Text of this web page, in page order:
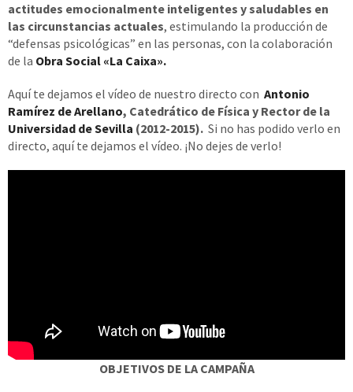
actitudes emocionalmente inteligentes y saludables en
las circunstancias actuales, estimulando la producción de
“defensas psicológicas” en las personas, con la colaboración
de la Obra Social «La Caixa».
Aquí te dejamos el vídeo de nuestro directo con Antonio
Ramírez de Arellano, Catedrático de Física y Rector de la
Universidad de Sevilla (2012-2015). Si no has podido verlo en
directo, aquí te dejamos el vídeo. ¡No dejes de verlo!
OBJETIVOS DE LA CAMPAÑA